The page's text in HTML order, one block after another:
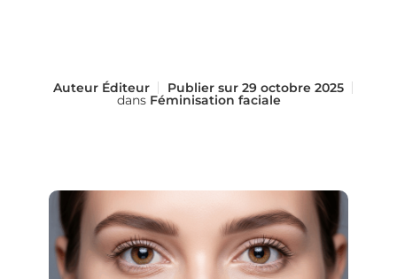
Auteur Éditeur Publier sur 29 octobre 2025
dans Féminisation faciale